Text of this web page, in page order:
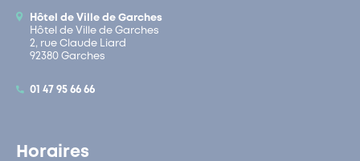
Hôtel de Ville de Garches
Hôtel de Ville de Garches
2, rue Claude Liard
92380 Garches
01 47 95 66 66
Horaires